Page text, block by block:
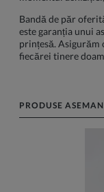
Bandă de păr
este garanția unui
prințesă. Asigurăm
fiecărei tinere
PRODUSE